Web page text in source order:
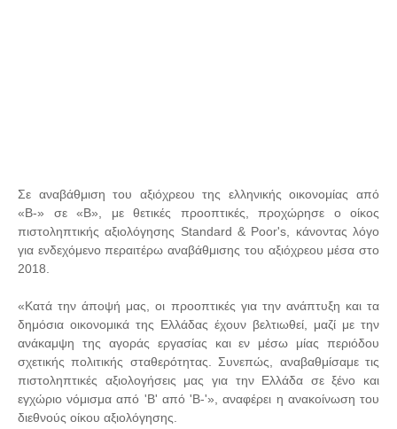
Σε αναβάθμιση του αξιόχρεου της ελληνικής οικονομίας από
«B-» σε «Β», με θετικές προοπτικές, προχώρησε ο οίκος
πιστοληπτικής αξιολόγησης Standard & Poor's, κάνοντας λόγο
για ενδεχόμενο περαιτέρω αναβάθμισης του αξιόχρεου μέσα στο
2018.
«Κατά την άποψή μας, οι προοπτικές για την ανάπτυξη και τα
δημόσια οικονομικά της Ελλάδας έχουν βελτιωθεί, μαζί με την
ανάκαμψη της αγοράς εργασίας και εν μέσω μίας περιόδου
σχετικής πολιτικής σταθερότητας. Συνεπώς, αναβαθμίσαμε τις
πιστοληπτικές αξιολογήσεις μας για την Ελλάδα σε ξένο και
εγχώριο νόμισμα από 'B' από 'B-'», αναφέρει η ανακοίνωση του
διεθνούς οίκου αξιολόγησης.